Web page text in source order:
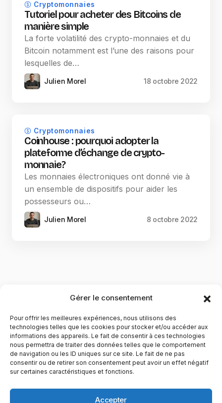
Gérer le consentement
Pour offrir les meilleures expériences, nous utilisons des
technologies telles que les cookies pour stocker et/ou accéder aux
informations des appareils. Le fait de consentir à ces technologies
nous permettra de traiter des données telles que le comportement
de navigation ou les ID uniques sur ce site. Le fait de ne pas
consentir ou de retirer son consentement peut avoir un effet négatif
sur certaines caractéristiques et fonctions.
Accepter
Cryptomonnaies
Tutoriel pour acheter des Bitcoins de
manière simple
La forte volatilité des crypto-monnaies et du
Bitcoin notamment est l’une des raisons pour
lesquelles de…
Julien Morel 18 octobre 2022
Cryptomonnaies
Coinhouse : pourquoi adopter la
plateforme d’échange de crypto-
monnaie ?
Les monnaies électroniques ont donné vie à
un ensemble de dispositifs pour aider les
possesseurs ou…
Julien Morel 8 octobre 2022
YubiGeek est un média français dédié aux nouvelles
technologies, à la culture geek et au numérique. Fondé par